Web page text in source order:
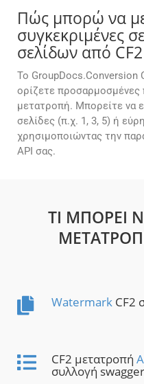
Πώς μπορώ να
συγκεκριμένες
σελίδων από
Το GroupDocs.Conversion
ορίζετε προσαρμοσμένες
μετατροπή. Μπορείτε να
σελίδες (π.χ. 1, 3, 5) ή
χρησιμοποιώντας την
API σας.
ΤΙ ΜΠΟΡΕΊ
Watermark CF2
CF2 μετατροπή
συλλογή swagger